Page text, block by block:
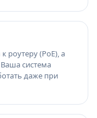
роутеру (PoE), а
система
даже при